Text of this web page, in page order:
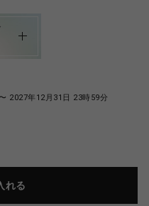
2027年12月31日 23時59分
れる